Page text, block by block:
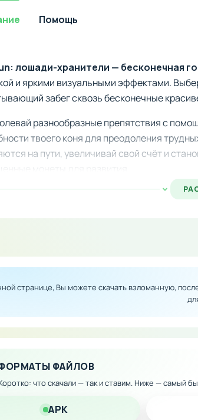
Помощь
лошади-хранители — бесконечная
и яркими визуальными эффектами.
забег сквозь бесконечные
разнообразные препятствия с
твоего коня для преодоления
на пути, увеличивай свой счёт и
очки разблокируй всех
Неограниченные ресурсы для покупки
все внутриигровые ограничения и
доступ ко всем доспехам и
странице, Вы можете скачать взломанную,
ФАЙЛОВ
что скачали — так и ставим. Ниже — самый
APK